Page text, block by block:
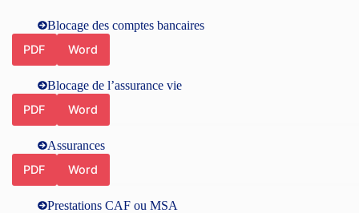
Blocage des comptes bancaires
PDF
Word
Blocage de l’assurance vie
PDF
Word
Assurances
PDF
Word
Prestations CAF ou MSA